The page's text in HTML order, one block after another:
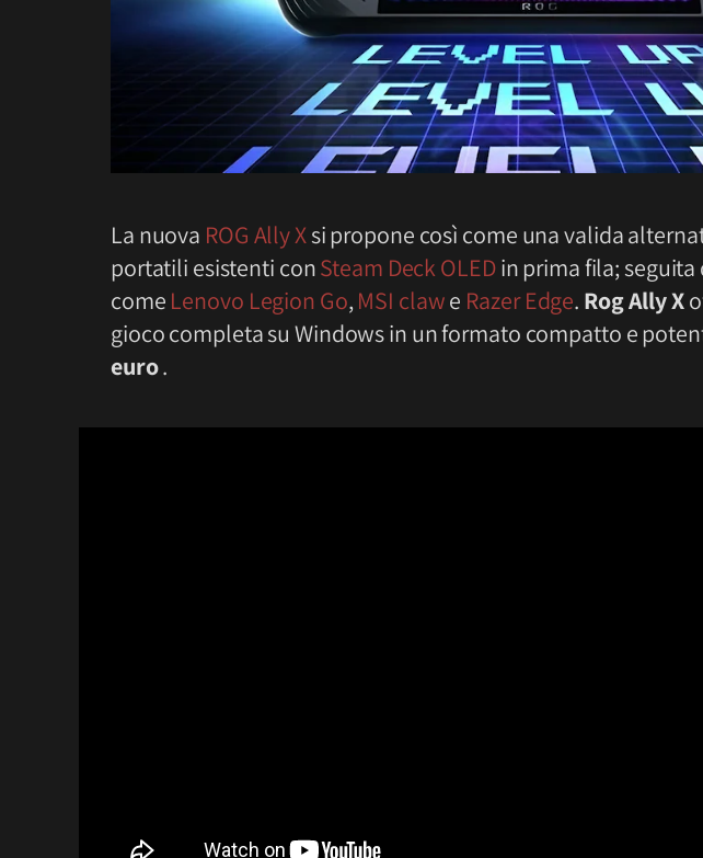
La nuova ROG Ally Xsi propone così come una valida
portatili esistenti conSteam Deck OLEDin prima fila;
come Lenovo Legion Go,MSI clawe Razer Edge. Rog Ally X
gioco completa su Windows in un formato compatto e
euro.